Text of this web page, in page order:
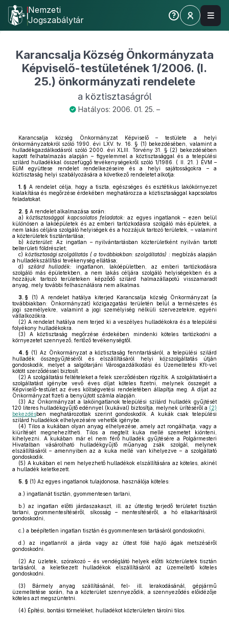
Nemzeti
Jogszabálytár
Karancsalja Község Önkormányzata
Képviselő-testületének 1/2006. (I.
25.) önkormányzati rendelete
a köztisztaságról
Hatályos: 2006. 01. 25. –
Karancsalja község Önkormányzat Képviselő – testülete a helyi
önkormányzatokról szóló 1990. évi LXV. tv. 16. § (1) bekezdésében, valamint a
hulladékgazdálkodásról szóló 2000. évi XLIII. Törvény 31. § (2) bekezdésében
kapott felhatalmazás alapján – figyelemmel a köztisztasággal és a települési
szilárd hulladékkal összefüggő tevékenységekről szóló 1/1986. ( II. 21. ) ÉVM –
EüM együttese rendelet rendelkezéseire és a helyi sajátosságokra – a
köztisztaság helyi szabályozására a következő rendeletet alkotja:
1. § A rendelet célja, hogy a tiszta, egészséges és esztétikus lakókörnyezet
kialakítása és megőrzése érdekében meghatározza a köztisztasággal kapcsolatos
feladatokat.
2. § A rendelet alkalmazása során:
a) köztisztasággal kapcsolatos feladatok: az egyes ingatlanok – ezen belül
különösen a lakóépületek és az emberi tartózkodásra szolgáló más épületek, a
nem lakás céljára szolgáló helyiségek és a hozzájuk tartozó területek, – valamint
a közterületek tisztántartása;
b) közterület:Az ingatlan – nyilvántartásban közterületként nyilván tartott
belterületi földrészlet;
c) köztisztasági szolgáltatás ( a továbbiakban: szolgáltatás) :megbízás alapján
a hulladékszállítási tevékenység ellátása;
d)
szilárd hulladék: ingatlanon, lakóépületben, az emberi tartózkodásra
szolgáló más épületekben, a nem lakás céljára szolgáló helyiségekben és a
hozzájuk tartozó területeken képződő szilárd halmazállapotú visszamaradt
anyag, mely további felhasználásra nem alkalmas.
3. § (1) A rendelet hatálya kiterjed Karancsalja község Önkormányzat (a
továbbiakban: Önkormányzat) közigazgatási területén belül a természetes és
jogi személyekre, valamint a jogi személyiség nélküli szervezetekre, egyéni
vállalkozókra.
(2) A rendelet hatálya nem terjed ki a veszélyes hulladékokra és a települési
folyékony hulladékokra.
(3) A köztisztaság megőrzése érdekében mindenki köteles tartózkodni a
környezetet szennyező, fertőző tevékenységtől.
4. § (1) Az Önkormányzat a köztisztaság fenntartásáról, a települési szilárd
hulladék összegyűjtéséről és elszállításáról helyi közszolgáltatás útján
gondoskodik, melyet a salgótarjáni Városgazdálkodási és Üzemeltetési Kft-vel
kötött szerződéssel biztosít.
(2) A szolgáltatási feltételeket a felek szerződésben rögzítik. A szolgáltatásért a
szolgáltatást igénybe vevő éves díjat köteles fizetni, melynek összegét a
Képviselő-testület az éves költségvetési rendeletében állapítja meg. A díjat az
Önkormányzat fizeti a benyújtott számla alapján.
(3) Az Önkormányzat a lakóingatlanok települési szilárd hulladék gyűjtését
120 literes hulladékgyűjtő edénnyel (kukával) biztosítja, melynek ürítéséről a (2)
bekezdésben meghatározottak szerint gondoskodik. A kukák csak települési
szilárd hulladékok elhelyezésére vehetők igénybe.
(4) Tilos a kukában olyan anyag elhelyezése, amely azt rongálhatja, vagy a
kiürítését megnehezítheti. Tilos a megtelt kuka mellé szemetet kiönteni,
kihelyezni. A kukában már el nem férő hulladék gyűjtésére a Polgármesteri
Hivatalban vásárolható hulladékgyűjtő műanyag zsák szolgál, melynek
elszállításáról – amennyiben az a kuka mellé van kihelyezve – a szolgáltató
gondoskodik.
(5) A kukában el nem helyezhető hulladékok elszállítására az köteles, akinél
a hulladék keletkezett.
5. § (1) Az egyes ingatlanok tulajdonosa, használója köteles:
a.) ingatlanát tisztán, gyommentesen tartani,
b.) az ingatlan előtti járdaszakaszt, ill. az úttestig terjedő területet tisztán
tartani, gyommentesítéséről, síkosság – mentesítéséről, a hó eltakarításáról
gondoskodni,
c.) a beépítetlen ingatlan tisztán és gyommentesen tartásáról gondoskodni,
d.) az ingatlanról a járda vagy az úttest fölé hajló ágak metszéséről
gondoskodni.
(2) Az üzletek, szórakozó – és vendéglátó helyek előtti közterületek tisztán
tartásáról, a keletkezett hulladékok elszállításáról az üzemeltető köteles
gondoskodni.
(3) Bármely anyag szállításánál, fel- ill. lerakodásánál, gépjármű
üzemeltetése során, ha a közterület szennyeződik, a szennyeződés előidézője
köteles azt megszüntetni.
(4) Építési, bontási törmeléket, hulladékot közterületen tárolni tilos.